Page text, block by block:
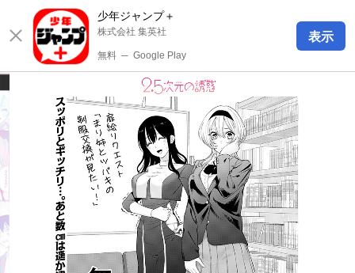
少年ジャンプ＋
株式会社 集英社
無料 ─ Google Play
表示